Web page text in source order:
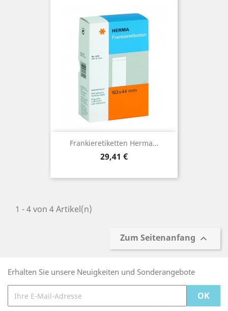
Frankieretiketten Herma...
Preis
29,41 €
1 - 4 von 4 Artikel(n)
Zum Seitenanfang 
Erhalten Sie unsere Neuigkeiten und Sonderangebote